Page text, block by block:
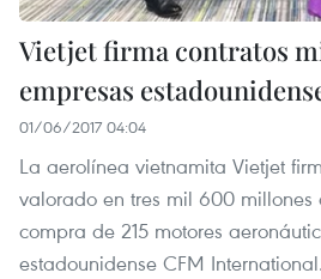
Vietjet firma contratos
empresas
01/06/2017 04:04
La aerolínea vietnamita Vietjet
valorado en tres mil 600
compra de 215 motores
estadounidense CFM International.